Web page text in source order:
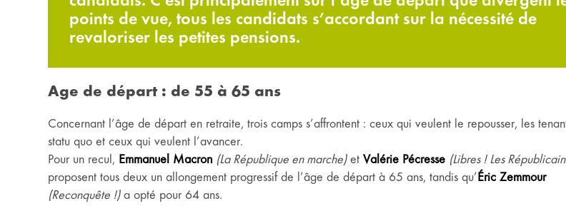
points de vue, tous les candidats s’accordant sur la nécessité de
revaloriser les petites pensions.
Age de départ : de 55 à 65 ans
Concernant l’âge de départ en retraite, trois camps s’affrontent : ceux qui veulent le repousser, les
statu quo et ceux qui veulent l’avancer.
Pour un recul, Emmanuel Macron (La République en marche)et Valérie Pécresse (Libres ! Les
proposent tous deux un allongement progressif de l’âge de départ à 65 ans, tandis qu’Éric Zemmour
(Reconquête !)a opté pour 64 ans.